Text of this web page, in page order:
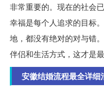
非常重要的。现在的社会
幸福是每个人追求的目标
地，都没有绝对的对与错
伴侣和生活方式，这才是最
安徽结婚流程最全详细